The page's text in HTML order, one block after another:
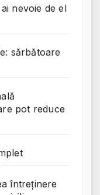
nevoie de el
sărbătoare
pot reduce
întreținere